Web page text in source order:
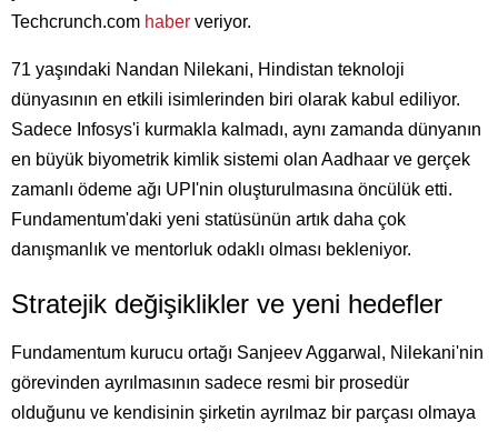
Techcrunch.com haber veriyor.
71 yaşındaki Nandan Nilekani, Hindistan teknoloji
dünyasının en etkili isimlerinden biri olarak kabul ediliyor.
Sadece Infosys'i kurmakla kalmadı, aynı zamanda dünyanın
en büyük biyometrik kimlik sistemi olan Aadhaar ve gerçek
zamanlı ödeme ağı UPI'nin oluşturulmasına öncülük etti.
Fundamentum'daki yeni statüsünün artık daha çok
danışmanlık ve mentorluk odaklı olması bekleniyor.
Stratejik değişiklikler ve yeni hedefler
Fundamentum kurucu ortağı Sanjeev Aggarwal, Nilekani'nin
görevinden ayrılmasının sadece resmi bir prosedür
olduğunu ve kendisinin şirketin ayrılmaz bir parçası olmaya